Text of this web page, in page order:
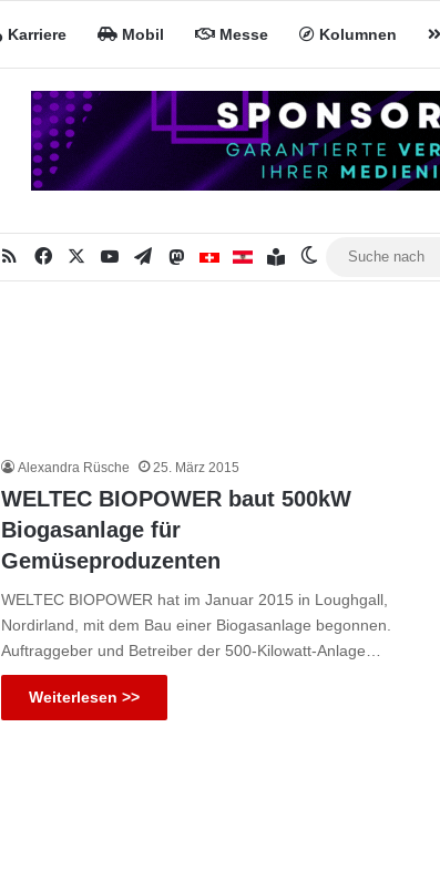
Karriere Mobil Messe Kolumnen
RSSFacebookYouTubeTelegramMastodonMiNa CHMiNa AT
Inhaltsverzeichnis
Skin umschalten
Alexandra Rüsche 25. März 2015
WELTEC BIOPOWER baut 500kW
Biogasanlage für
Gemüseproduzenten
WELTEC BIOPOWER hat im Januar 2015 in Loughgall,
Nordirland, mit dem Bau einer Biogasanlage begonnen.
Auftraggeber und Betreiber der 500-Kilowatt-Anlage…
Weiterlesen >>